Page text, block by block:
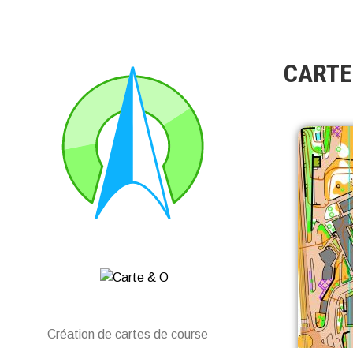
Création de cartes de course